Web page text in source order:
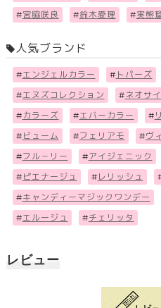
#宮脇咲良 #鈴木愛理 #実熊
人気ブランド
#エンジェルカラー # トパーズ
#エヌズコレクション #ネオサ
# カラーズ #エバーカラー #
# ビューム #フェリアモ #ヴ
#フル－リー #アイジェニック
# ピエナージュ # レリッシュ
#キャンディーマジックワンデー
#エルージュ #チェリッタ
レビュー